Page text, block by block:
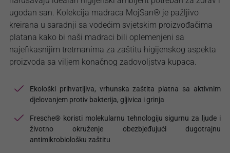
ugodan san. Kolekcija madraca MojSan® je pažljivo
kreirana u saradnji sa vodećim svjetskim proizvođačima
platana kako bi naši madraci bili oplemenjeni sa
najefikasnijim tretmanima za zaštitu higijenskog aspekta
proizvoda sa viljem konačnog zadovoljstva kupaca.
Ekološki prihvatljiva, vrhunska zaštita platna sa aktivnim
djelovanjem protiv bakterija, gljivica i grinja
Fresche® koristi molekularnu tehnologiju sigurnu za ljude i
životno okruženje obezbjeđujući dugotrajnu
antimikrobiološku zaštitu